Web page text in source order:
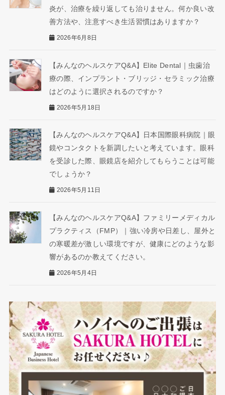
炎が、治療を繰り返しても治りません。何か良い改
善方法や、注意すべき生活習慣はありますか？
2026年6月8日
【みんなのヘルスケアQ&A】Elite Dental｜虫歯治
療の際、インプラント・ブリッジ・セラミック治療
はどのように選択されるのですか？
2026年5月18日
【みんなのヘルスケアQ&A】日本国際眼科病院｜眼
鏡やコンタクトを新調したいと考えています。眼科
を受診した際、眼鏡店を紹介してもらうことは可能
でしょうか？
2026年5月11日
【みんなのヘルスケアQ&A】ファミリーメディカル
プラクティス（FMP）｜強い冷房や日差し、屋外と
の寒暖差が激しい環境ですが、健康にどのような影
響があるのか教えてください。
2026年5月4日